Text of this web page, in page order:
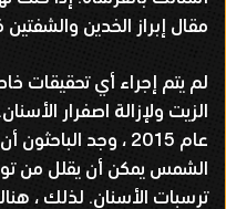
مقال إبراز الخدين
لم يتم إجراء أي تحقيقات
الزيت ولإزالة اصفرار الأسنان.
عام 2015 ، وجد الباحثون
الشمس يمكن أن يقلل من
ترسبات الأسنان. لذلك ،